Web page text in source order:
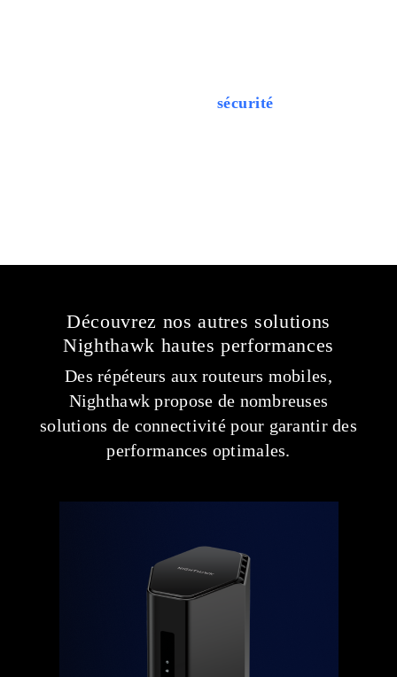
sécurité
Découvrez nos autres solutions
Nighthawk hautes performances
Des répéteurs aux routeurs mobiles,
Nighthawk propose de nombreuses
solutions de connectivité pour garantir des
performances optimales.